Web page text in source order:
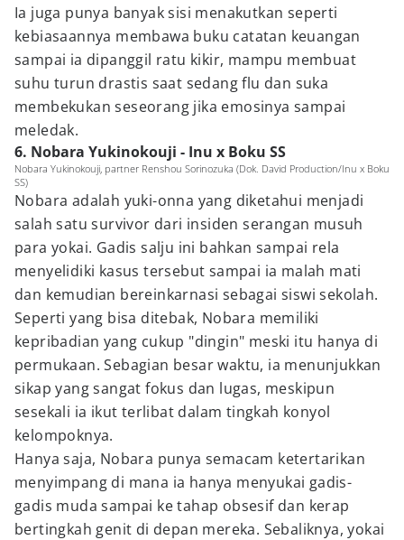
Ia juga punya banyak sisi menakutkan seperti
kebiasaannya membawa buku catatan keuangan
sampai ia dipanggil ratu kikir, mampu membuat
suhu turun drastis saat sedang flu dan suka
membekukan seseorang jika emosinya sampai
meledak.
6. Nobara Yukinokouji - Inu x Boku SS
Nobara Yukinokouji, partner Renshou Sorinozuka (Dok. David Production/Inu x Boku
SS)
Nobara adalah yuki-onna yang diketahui menjadi
salah satu survivor dari insiden serangan musuh
para yokai. Gadis salju ini bahkan sampai rela
menyelidiki kasus tersebut sampai ia malah mati
dan kemudian bereinkarnasi sebagai siswi sekolah.
Seperti yang bisa ditebak, Nobara memiliki
kepribadian yang cukup "dingin" meski itu hanya di
permukaan. Sebagian besar waktu, ia menunjukkan
sikap yang sangat fokus dan lugas, meskipun
sesekali ia ikut terlibat dalam tingkah konyol
kelompoknya.
Hanya saja, Nobara punya semacam ketertarikan
menyimpang di mana ia hanya menyukai gadis-
gadis muda sampai ke tahap obsesif dan kerap
bertingkah genit di depan mereka. Sebaliknya, yokai